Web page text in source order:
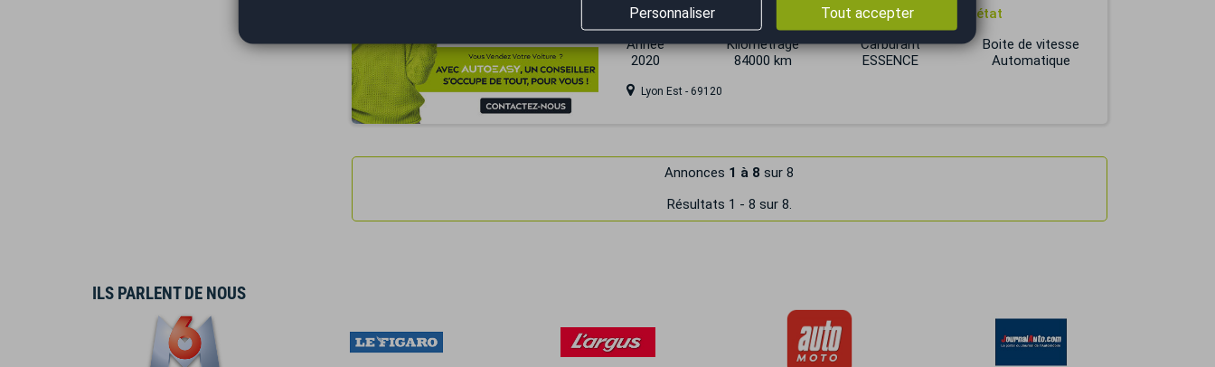
40 TFSI 190 ch Avus S tronic 7 / 2ème main / Superbe état
Année
2020
Kilométrage
84000 km
Carburant
ESSENCE
Boite de vitesse
Automatique
Lyon Est - 69120
Annonces 1 à 8sur 8
Résultats 1 - 8 sur 8.
ILS PARLENT DE NOUS
Tout accepter
Personnaliser